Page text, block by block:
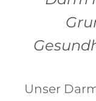
Unser